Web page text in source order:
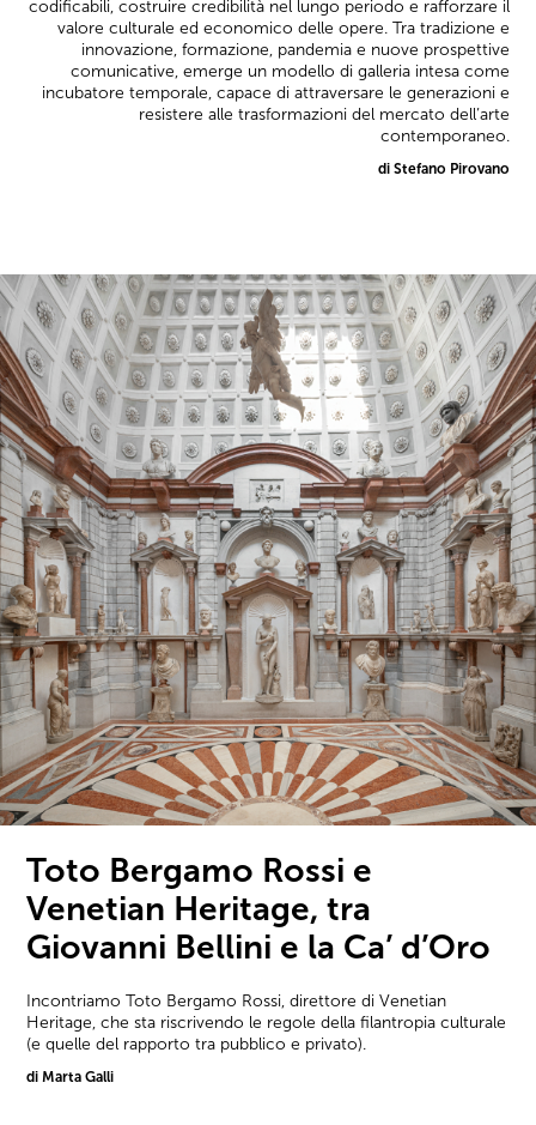
codificabili, costruire credibilità nel lungo periodo e rafforzare il
valore culturale ed economico delle opere. Tra tradizione e
innovazione, formazione, pandemia e nuove prospettive
comunicative, emerge un modello di galleria intesa come
incubatore temporale, capace di attraversare le generazioni e
resistere alle trasformazioni del mercato dell’arte
contemporaneo.
di Stefano Pirovano
Toto Bergamo Rossi e
Venetian Heritage, tra
Giovanni Bellini e la Ca’ d’Oro
Incontriamo Toto Bergamo Rossi, direttore di Venetian
Heritage, che sta riscrivendo le regole della filantropia culturale
(e quelle del rapporto tra pubblico e privato).
di Marta Galli